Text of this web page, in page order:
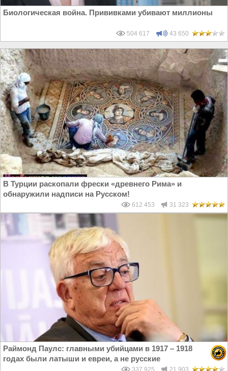
Биологическая война. Прививками убивают миллионы
504 617 43 650
В Турции раскопали фрески «древнего Рима» и
обнаружили надписи на Русском!
612 453 31 323
Раймонд Паулс: главными убийцами в 1917 – 1918
годах были латыши и евреи, а не русские